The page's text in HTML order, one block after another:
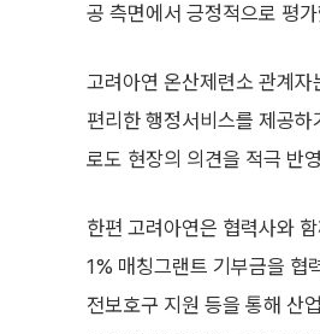
공 측면에서 긍정적으로 평
고려아연 온산제련소 관계
편리한 행정서비스를 제공
로도 현장의 의견을 적극 반
한편 고려아연은 협력사와
1% 매칭그랜트 기부금을 협
전보호구 지원 등을 통해 산